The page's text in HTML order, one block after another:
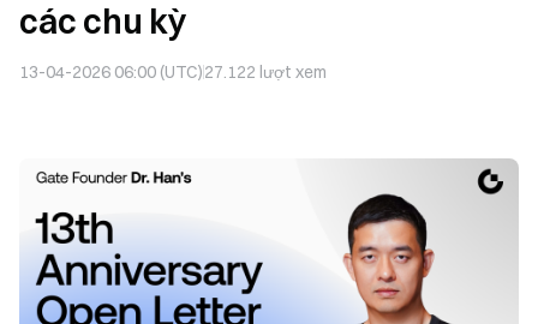
các chu kỳ
13-04-2026 06:00 (UTC)27.122 lượt xem